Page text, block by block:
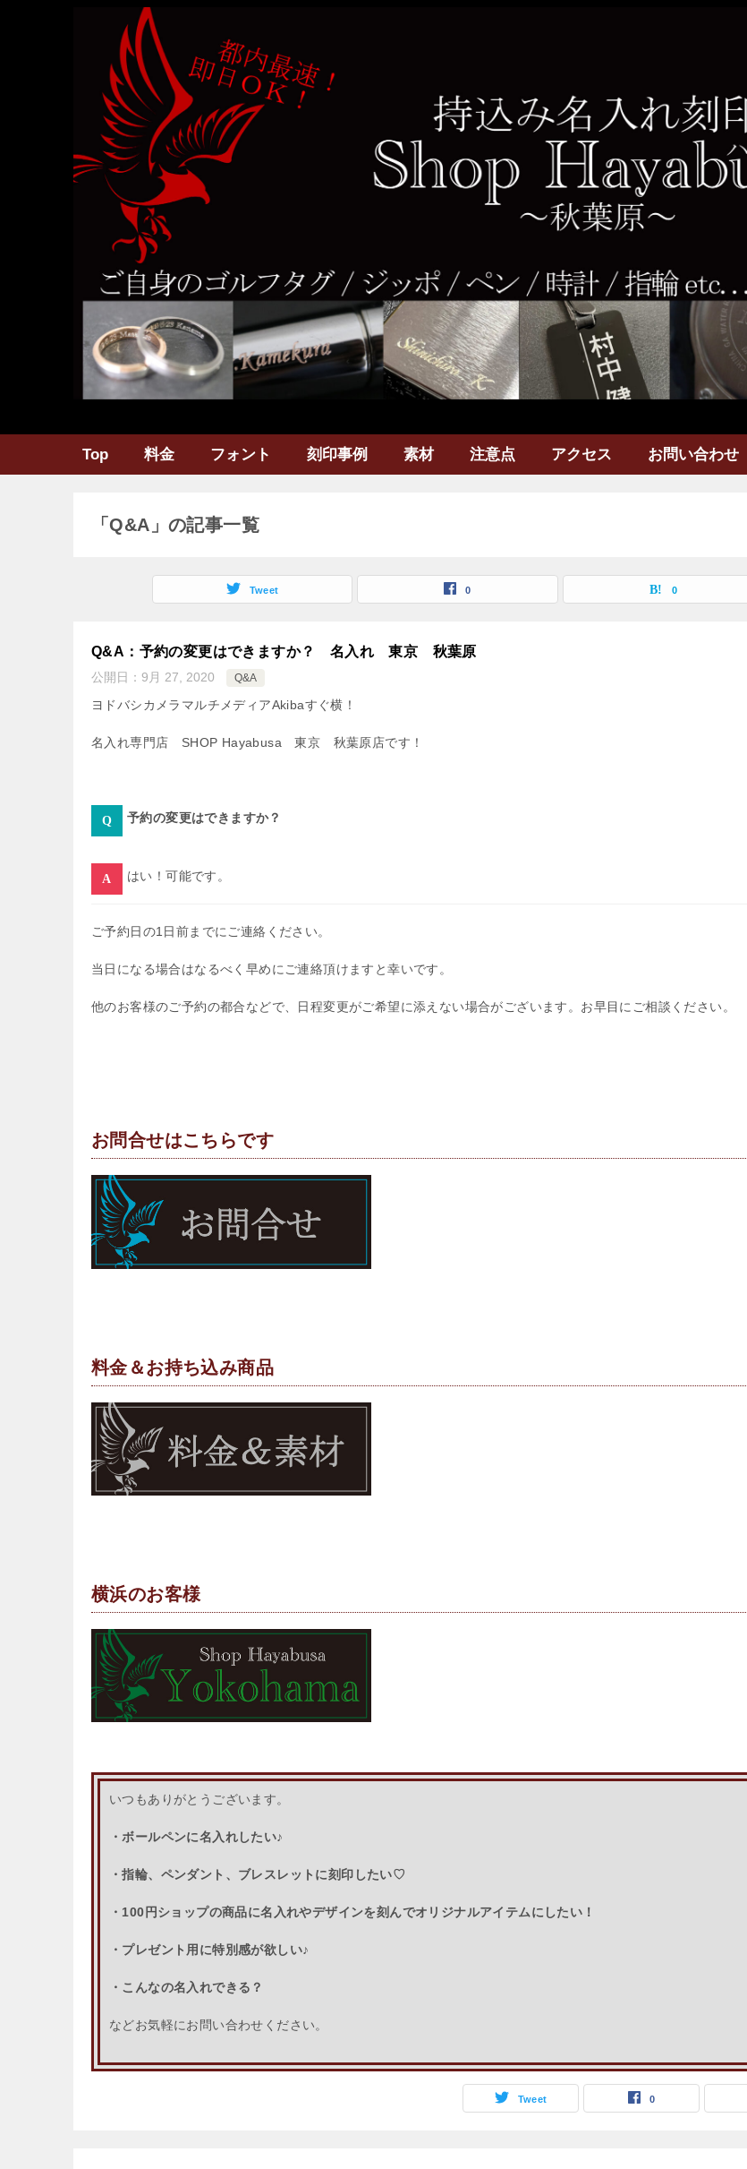
Top 料金 フォント 刻印事例 素材 注意点 アクセス お問い合わせ
「Q&A」の記事一覧
Tweet 0 0
Q&A：予約の変更はできますか？ 名入れ 東京 秋葉原
公開日： 9月 27, 2020 Q&A
ヨドバシカメラマルチメディアAkibaすぐ横！
名入れ専門店 SHOP Hayabusa 東京 秋葉原店です！
予約の変更はできますか？
はい！可能です。
ご予約日の1日前までにご連絡ください。
当日になる場合はなるべく早めにご連絡頂けますと幸いです。
他のお客様のご予約の都合などで、日程変更がご希望に添えない場合がございます。お早目にご相談ください。
お問合せはこちらです
料金＆お持ち込み商品
横浜のお客様
いつもありがとうございます。
・ボールペンに名入れしたい♪
・指輪、ペンダント、ブレスレットに刻印したい♡
・100円ショップの商品に名入れやデザインを刻んでオリジナルアイテムにしたい！
・プレゼント用に特別感が欲しい♪
・こんなの名入れできる？
などお気軽にお問い合わせください。
Tweet 0